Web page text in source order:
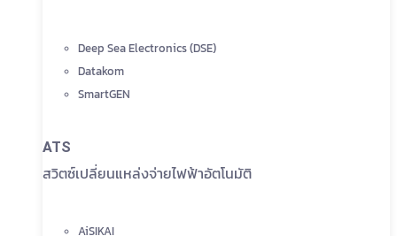
Deep Sea Electronics (DSE)
Datakom
SmartGEN
ATS
สวิตซ์เปลี่ยนแหล่งจ่ายไฟฟ้าอัตโนมัติ
AiSIKAI